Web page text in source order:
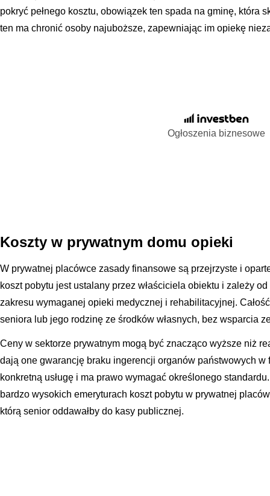
pokryć pełnego kosztu, obowiązek ten spada na gminę, która
ten ma chronić osoby najuboższe, zapewniając im opiekę
Ogłoszenia biznesowe
Koszty w prywatnym domu opieki
W prywatnej placówce zasady finansowe są przejrzyste i
koszt pobytu jest ustalany przez właściciela obiektu i zależy
zakresu wymaganej opieki medycznej i rehabilitacyjnej.
seniora lub jego rodzinę ze środków własnych, bez wsparcia
Ceny w sektorze prywatnym mogą być znacząco wyższe niż
dają one gwarancję braku ingerencji organów państwowych w
konkretną usługę i ma prawo wymagać określonego
bardzo wysokich emeryturach koszt pobytu w prywatnej
którą senior oddawałby do kasy publicznej.